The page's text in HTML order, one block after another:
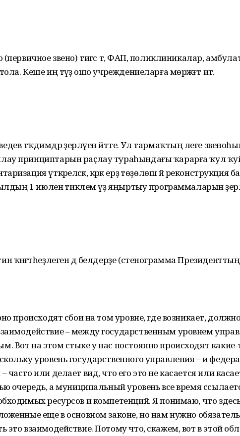
(первичное звено) тигәс тә, ФАП, поликлиникалар,
Кеше иң тәүҙә ошо учреждениеларға мөрәжәғәт итә.
тәҡдимдәр әҙерләүен әйтте. Ул тармаҡтың әлеге
принциптарын раҫлау тураһындағы ҡарарға ҡул
үткәреләсәк, кәрәк ерҙә төҙөлөш йә реконструкция
1 июленә тиклем үҙ яңыртыу программаларын
ҡәнәғәтһеҙлеген дә белдерҙе (стенограмма Президенттың
происходят сбои на том уровне, где возникает,
– между государственным уровнем
Вот на этом стыке у нас постоянно происходят какие-
уровень государственного управления – и
часто или делает вид, что его это не касается или
очередь, а муниципальный уровень все время
ресурсов и компетенций. Я понимаю, что
еще в основном законе, но нам нужно
это взаимодействие. Потому что, скажем, вот в этой